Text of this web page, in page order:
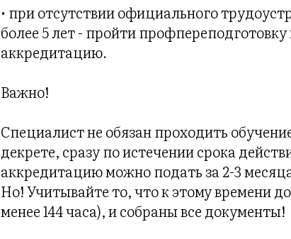
• при отсутствии официального
более 5 лет - пройти
аккредитацию.
Важно!
Специалист не обязан проходить
декрете, сразу по истечении срока
аккредитацию можно подать за 2-3
Но! Учитывайте то, что к этому времени
менее 144 часа), и собраны все документы!